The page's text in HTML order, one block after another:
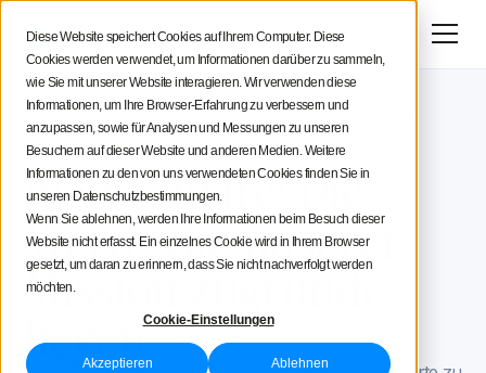
Diese Website speichert Cookies auf Ihrem Computer. Diese
Cookies werden verwendet, um Informationen darüber zu sammeln,
wie Sie mit unserer Website interagieren. Wir verwenden diese
Informationen, um Ihre Browser-Erfahrung zu verbessern und
anzupassen, sowie für Analysen und Messungen zu unseren
Besuchern auf dieser Website und anderen Medien. Weitere
Informationen zu den von uns verwendeten Cookies finden Sie in
unseren Datenschutzbestimmungen.
Wenn Sie ablehnen, werden Ihre Informationen beim Besuch dieser
Website nicht erfasst. Ein einzelnes Cookie wird in Ihrem Browser
gesetzt, um daran zu erinnern, dass Sie nicht nachverfolgt werden
möchten.
Cookie-Einstellungen
Akzeptieren Ablehnen
Jetzt testen
Menü
Social Media Strategie
Tipps für Creatoren
Iconosquare -Blog Unternehmen, Inspiration und Werte
Unternehmen, Inspiration und Werte
September 1, 2021
Aktualisiert amSeptember 1, 2021
Iconosquare: Die
Werte, die unserer
Mission zugrunde
liegen